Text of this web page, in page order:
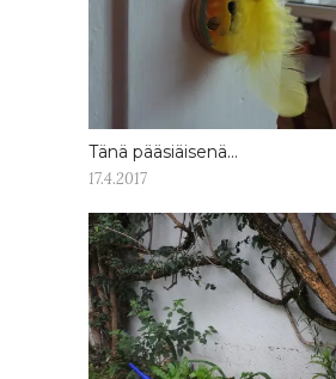
Tänä pääsiäisenä…
17.4.2017